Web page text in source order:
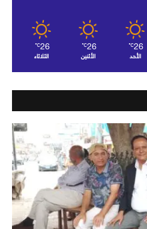
26
℃
الأحد
26
℃
الأثنين
26
℃
الثلاثاء